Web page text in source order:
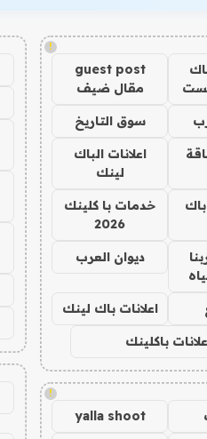
!
guest post
مقال ضيف
سوق التاريخ
اعلانات الباك
لينك
خدمات با كلينك
2026
ديوان العرب
اعلانات باك لينك
باكلينك
!
yalla shoot